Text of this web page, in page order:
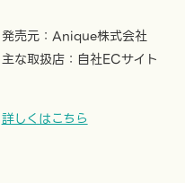
発売元：Anique株式会社
主な取扱店：自社ECサイト
詳しくはこちら